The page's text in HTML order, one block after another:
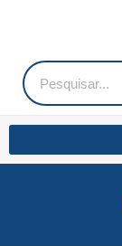
conteúdoPesquisar